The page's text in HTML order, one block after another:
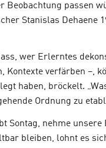
Beobachtung passen
Stanislas Dehaene
wer Erlerntes
Kontexte verfärben –,
haben, bröckelt.
Ordnung zu
Sontag, nehme
bleiben, lohnt es